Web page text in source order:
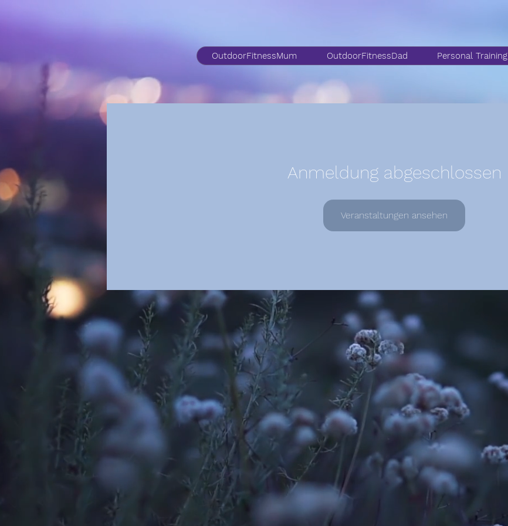
OutdoorFitnessMum OutdoorFitnessDad Personal Training
Anmeldung abgeschlossen
Veranstaltungen ansehen